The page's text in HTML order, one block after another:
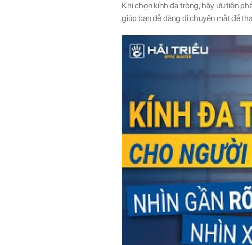
Khi chọn kính đa tròng, hãy ưu tiên
giúp bạn dễ dàng di chuyển mắt để